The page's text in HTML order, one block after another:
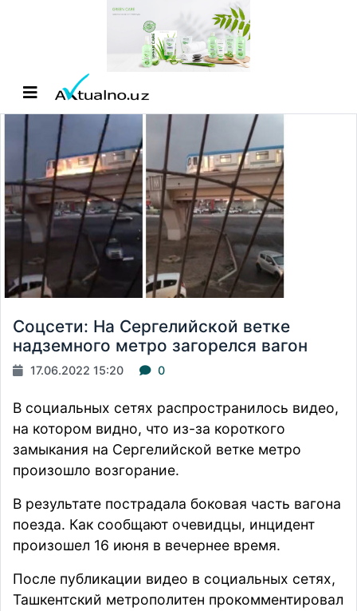
Соцсети: На Сергелийской ветке
надземного метро загорелся вагон
17.06.2022 15:20 0
В социальных сетях распространилось видео,
на котором видно, что из-за короткого
замыкания на Сергелийской ветке метро
произошло возгорание.
В результате пострадала боковая часть вагона
поезда. Как сообщают очевидцы, инцидент
произошел 16 июня в вечернее время.
После публикации видео в социальных сетях,
Ташкентский метрополитен прокомментировал